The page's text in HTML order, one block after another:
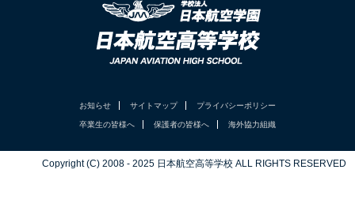
お知らせ サイトマップ プライバシーポリシー
卒業生の皆様へ 保護者の皆様へ 海外協力組織
Copyright (C) 2008 - 2025 日本航空高等学校 ALL RIGHTS RESERVED